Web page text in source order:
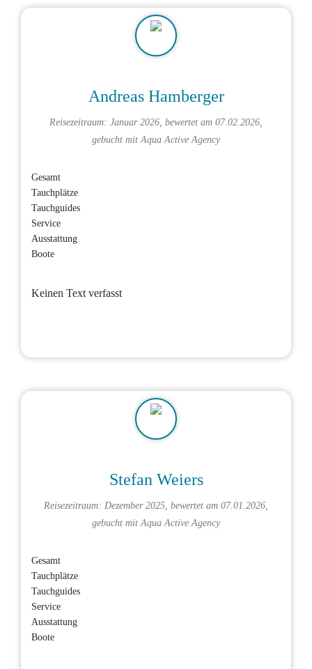
Andreas Hamberger
Reisezeitraum: Januar 2026, bewertet am 07.02.2026,
gebucht mit Aqua Active Agency
Gesamt
Tauchplätze
Tauchguides
Service
Ausstattung
Boote
Keinen Text verfasst
Stefan Weiers
Reisezeitraum: Dezember 2025, bewertet am 07.01.2026,
gebucht mit Aqua Active Agency
Gesamt
Tauchplätze
Tauchguides
Service
Ausstattung
Boote